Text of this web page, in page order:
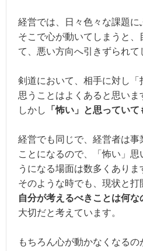
経営では、日々色々な課題に
そこで心が動いてしまうと
て、悪い方向へ引きずられて
剣道において、相手に対し「
思うことはよくあると思いま
しかし
「怖い」と思ってい
経営でも同じで、経営者は事
ことになるので、「怖い」
うになる場面は数多くありま
そのような時でも、現状と打
自分が考えるべきことは何な
大切だと考えています。
もちろん心が動かなくなる